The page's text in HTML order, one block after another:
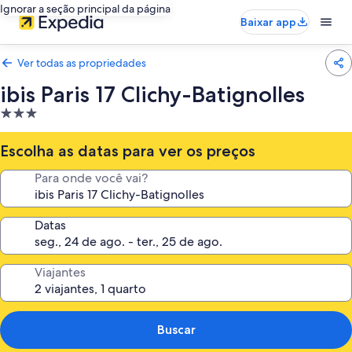
Ignorar a seção principal da página
Baixar app
Ver todas as propriedades
ibis Paris 17 Clichy-Batignolles
Propriedade
3.0
estrelas
Escolha as datas para ver os preços
Para onde você vai?
Datas
Viajantes
Buscar